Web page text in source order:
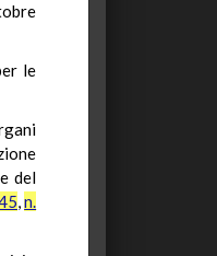
le
del
,n.